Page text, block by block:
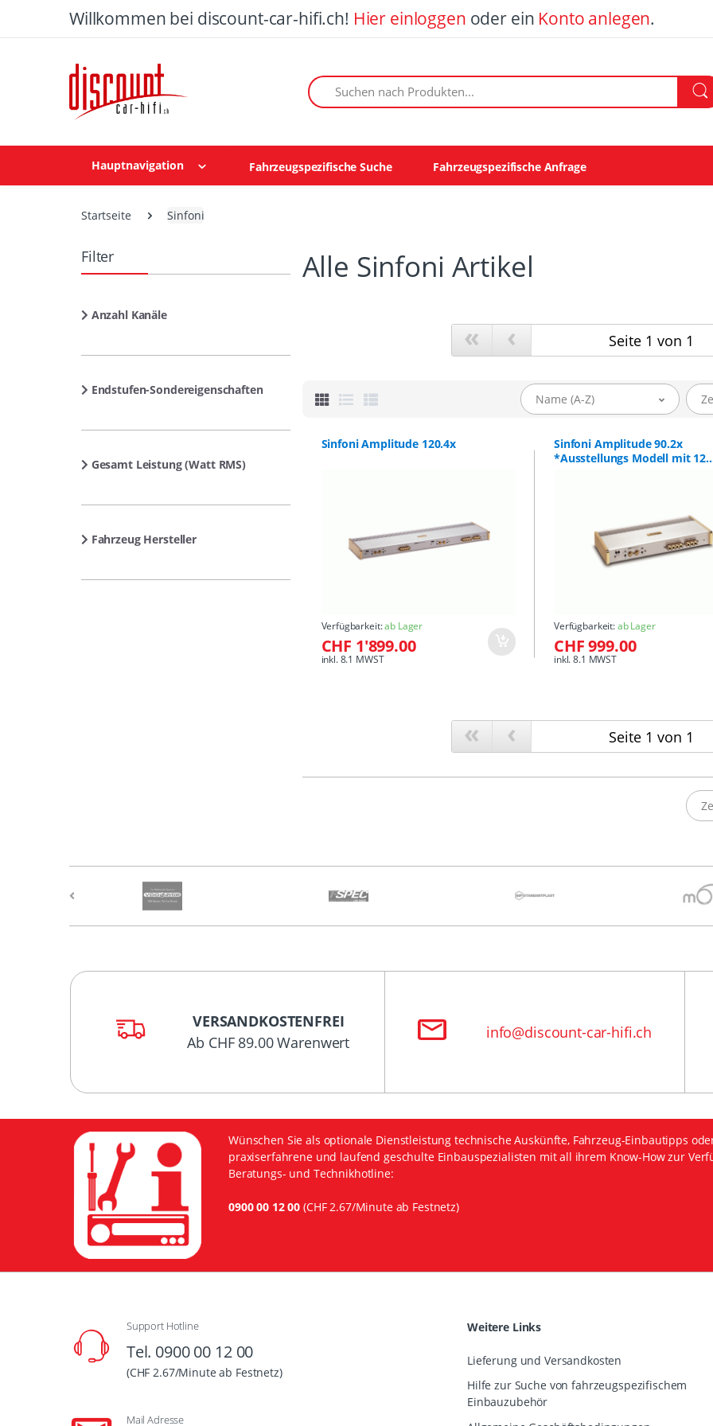
Willkommen bei discount-car-hifi.ch! Hier einloggen oder ein Konto anlegen.
Suchen nach Produkten:
Hauptnavigation Fahrzeugspezifische Suche Fahrzeugspezifische Anfrage
Startseite Sinfoni
Filter
Anzahl Kanäle
Endstufen-Sondereigenschaften
Gesamt Leistung (Watt RMS)
Fahrzeug Hersteller
Alle Sinfoni Artikel
« ‹
Name (A-Z)
Sinfoni Amplitude 120.4x
Verfügbarkeit:ab Lager
CHF 1'899.00
inkl. 8.1 MWST
Sinfoni Amplitude 90.2x
*Ausstellungs Modell mit 12
Verfügbarkeit:ab Lager
CHF 999.00
inkl. 8.1 MWST
« ‹
VERSANDKOSTENFREI
Ab CHF 89.00 Warenwert
info@discount-car-hifi.ch
Wünschen Sie als optionale Dienstleistung technische Auskünfte, Fahrzeug-Einbautipps
praxiserfahrene und laufend geschulte Einbauspezialisten mit all ihrem Know-How zur
Beratungs- und Technikhotline:
0900 00 12 00 (CHF 2.67/Minute ab Festnetz)
Support Hotline
Tel. 0900 00 12 00
(CHF 2.67/Minute ab Festnetz)
Mail Adresse
Weitere Links
Lieferung und Versandkosten
Hilfe zur Suche von fahrzeugspezifischem
Einbauzubehör